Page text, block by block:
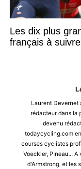
Les dix plus
français à
Laurent Devernet
rédacteur dans la
devenu
todaycycling.com
courses cyclistes
Voeckler, Pineau...
d'Armstrong, et les